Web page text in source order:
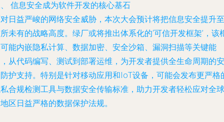
信息安全成为软件开发的核心基石
日益严峻的网络安全威胁，本次大会预计将把信息安全提升至
未有的战略高度。绿厂或将推出体系化的‘可信开发框架’，该
能内嵌隐私计算、数据加密、安全沙箱、漏洞扫描等关键能
从代码编写、测试到部署运维，为开发者提供全生命周期的安
护支持。特别是针对移动应用和IoT设备，可能会发布更严格
合规检测工具与数据安全传输标准，助力开发者轻松应对全球
区日益严格的数据保护法规。